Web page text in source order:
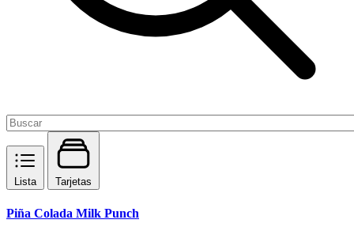
Lista Tarjetas
Piña Colada Milk Punch